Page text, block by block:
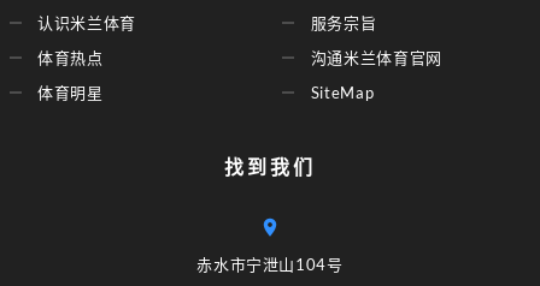
认识米兰体育
体育热点
体育明星
服务宗旨
沟通米兰体育官网
SiteMap
找到我们
赤水市宁泄山104号